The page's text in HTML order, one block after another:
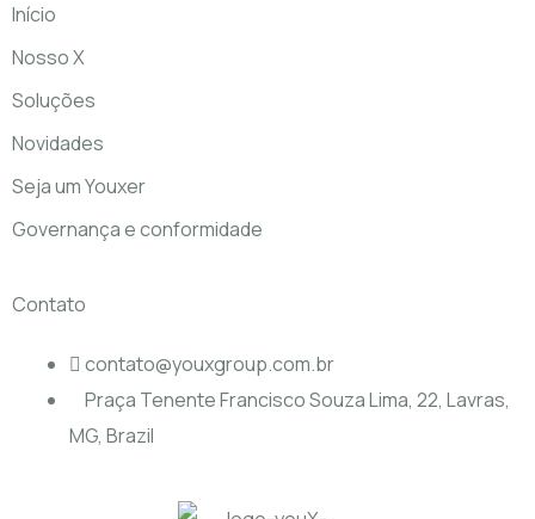
Início
Nosso X
Soluções
Novidades
Seja um Youxer
Governança e conformidade
Contato
contato@youxgroup.com.br
Praça Tenente Francisco Souza Lima, 22, Lavras,
MG, Brazil